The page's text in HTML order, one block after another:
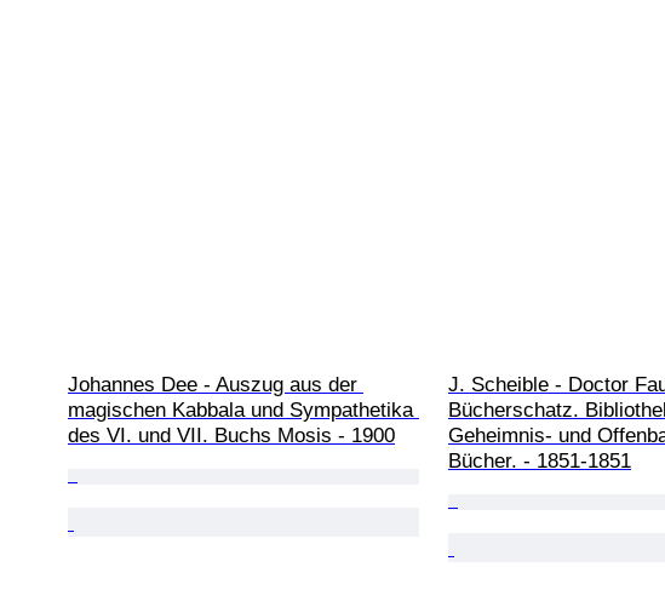
Johannes Dee - Auszug aus der
magischen Kabbala und Sympathetika
des VI. und VII. Buchs Mosis - 1900
J. Scheible - Doctor
Bücherschatz.
Geheimnis- und
Bücher. - 1851-1851